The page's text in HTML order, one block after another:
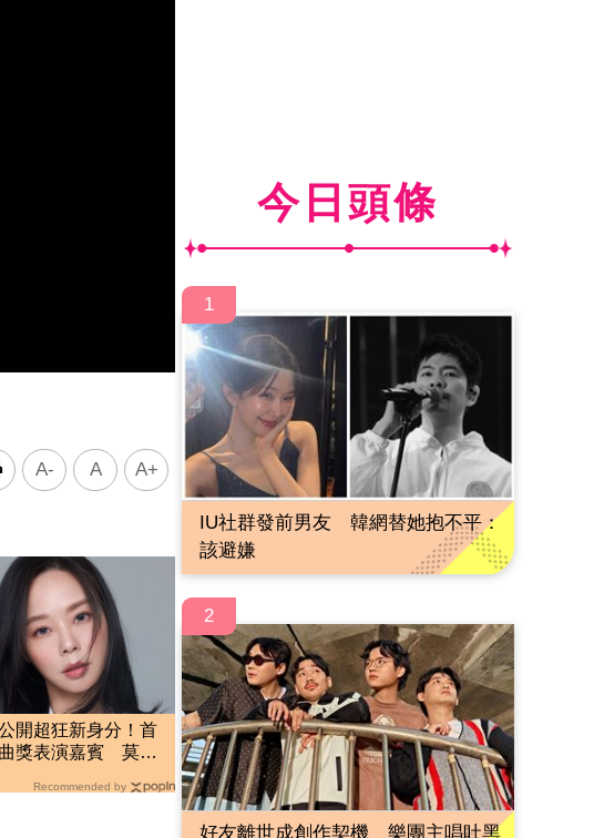
A- A A+
開超狂新身分！首
獎表演嘉賓 莫文
Recommended by
今日頭條
1
IU社群發前男友 韓網替她抱不平：
該避嫌
2
好友離世成創作契機 樂團主唱吐黑